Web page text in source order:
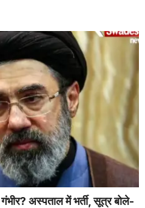
अस्पताल में भर्ती, सूत्र बोले-